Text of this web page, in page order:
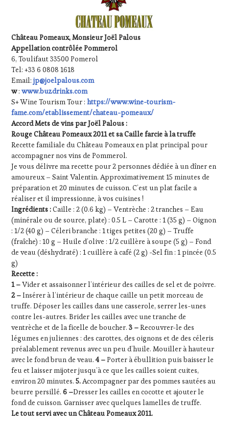
Château Pomeaux, Monsieur Joël Palous
Appellation contrôlée Pommerol
6, Toulifaut 33500 Pomerol
Tel: +33 6 0808 1618
Email:jp@joelpalous.com
w:www.buzdrinks.com
S+ Wine Tourism Tour : https://www.wine-tourism-
fame.com/etablissement/chateau-pomeaux/
Accord Mets de vins par Joël Palous :
Rouge Château Pomeaux 2011 et sa Caille farcie à la truffe
Recette familiale du Château Pomeaux en plat principal pour
accompagner nos vins de Pommerol.
Je vous délivre ma recette pour 2 personnes dédiée à un dîner en
amoureux – Saint Valentin. Approximativement 15 minutes de
préparation et 20 minutes de cuisson. C’est un plat facile a
réaliser et il impressionne, à vos cuisines !
Ingrédients :Caille : 2 (0.6 kg) – Ventrèche : 2 tranches – Eau
(minérale ou de source, plate) : 0.5 L – Carotte : 1 (35 g) – Oignon
: 1/2 (40 g) – Céleri branche : 1 tiges petites (20 g) – Truffe
(fraîche) : 10 g – Huile d’olive : 1/2 cuillère à soupe (5 g) – Fond
de veau (déshydraté) : 1 cuillère à café (2 g) -Sel fin : 1 pincée (0.5
g)
Recette :
1 –Vider et assaisonner l’intérieur des cailles de sel et de poivre.
2 –Insérer à l’intérieur de chaque caille un petit morceau de
truffe. Déposer les cailles dans une casserole, serrer les-unes
contre les-autres. Brider les cailles avec une tranche de
ventrèche et de la ficelle de boucher.3 –Recouvrer-le des
légumes en juliennes : des carottes, des oignons et de des céleris
préalablement revenus avec un peu d’huile. Mouiller à hauteur
avec le fond brun de veau.4 –Porter à ébullition puis baisser le
feu et laisser mijoter jusqu’à ce que les cailles soient cuites,
environ 20 minutes.5.Accompagner par des pommes sautées au
beurre persillé.6 –Dresser les cailles en cocotte et ajouter le
fond de cuisson. Garnisser avec quelques lamelles de truffe.
Le tout servi avec un Château Pomeaux 2011.